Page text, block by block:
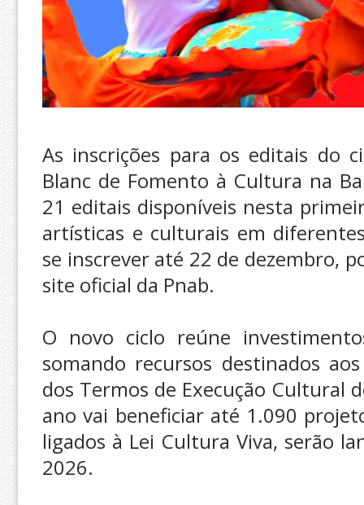
As inscrições para os editais do
Blanc de Fomento à Cultura na
21 editais disponíveis nesta
artísticas e culturais em
se inscrever até 22 de dezembro,
site oficial da Pnab.
O novo ciclo reúne
somando recursos destinados
dos Termos de Execução Cultural
ano vai beneficiar até 1.090
ligados à Lei Cultura Viva, serão
2026.